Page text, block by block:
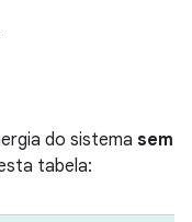
do sistema sem
tabela: